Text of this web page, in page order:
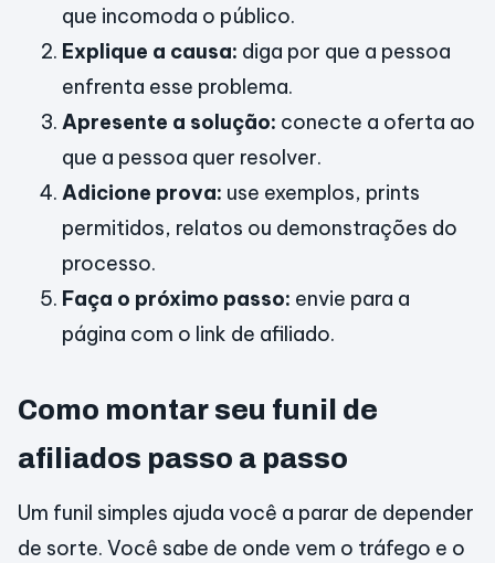
que incomoda o público.
Explique a causa: diga por que a pessoa
enfrenta esse problema.
Apresente a solução: conecte a oferta ao
que a pessoa quer resolver.
Adicione prova: use exemplos, prints
permitidos, relatos ou demonstrações do
processo.
Faça o próximo passo: envie para a
página com o link de afiliado.
Como montar seu funil de
afiliados passo a passo
Um funil simples ajuda você a parar de depender
de sorte. Você sabe de onde vem o tráfego e o